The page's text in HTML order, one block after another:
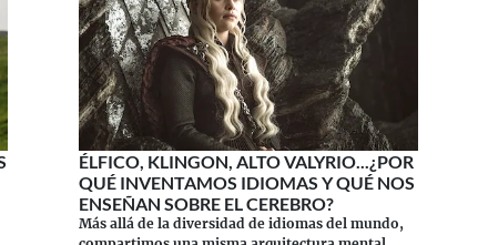
ÉLFICO, KLINGON, ALTO VALYRIO...¿POR
QUÉ INVENTAMOS IDIOMAS Y QUÉ NOS
ENSEÑAN SOBRE EL CEREBRO?
Más allá de la diversidad de idiomas del mundo,